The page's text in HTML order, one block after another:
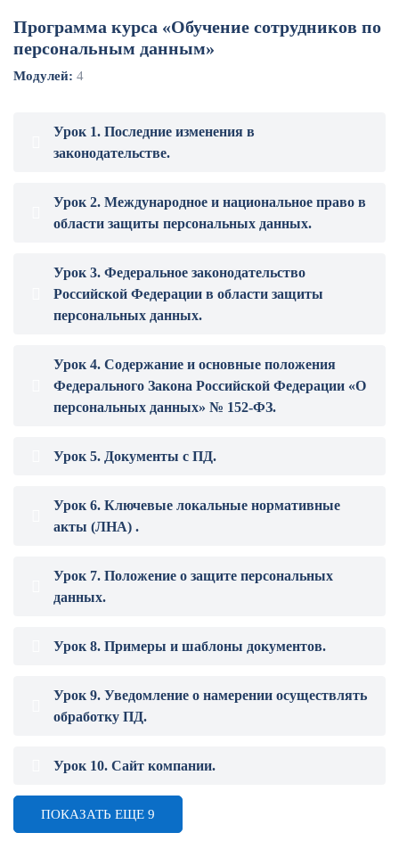
Программа курса «Обучение сотрудников по
персональным данным»
Модулей: 4
Урок 1. Последние изменения в
законодательстве.
Урок 2. Международное и национальное право в
области защиты персональных данных.
Урок 3. Федеральное законодательство
Российской Федерации в области защиты
персональных данных.
Урок 4. Содержание и основные положения
Федерального Закона Российской Федерации «О
персональных данных» № 152-ФЗ.
Урок 5. Документы с ПД.
Урок 6. Ключевые локальные нормативные
акты (ЛНА) .
Урок 7. Положение о защите персональных
данных.
Урок 8. Примеры и шаблоны документов.
Урок 9. Уведомление о намерении осуществлять
обработку ПД.
Урок 10. Сайт компании.
ПОКАЗАТЬ ЕЩЕ 9